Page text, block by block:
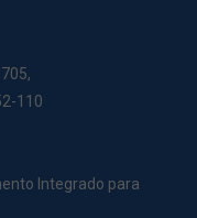
110
Integrado para